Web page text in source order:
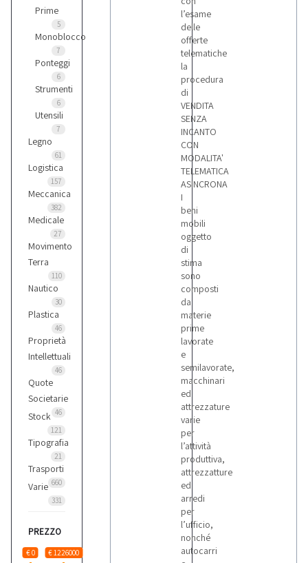
Prime
5
Monoblocco
7
Ponteggi
6
Strumenti
6
Utensili
7
Legno
61
Logistica
157
Meccanica
382
Medicale
27
Movimento
Terra
110
Nautico
30
Plastica
46
Proprietà
Intellettuali
46
Quote
Societarie
46
Stock
121
Tipografia
21
Trasporti
660
Varie
331
PREZZO
€ 0 € 1226000
l’esame
delle
offerte
telematiche
la
procedura
di
VENDITA
SENZA
INCANTO
CON
MODALITA'
TELEMATICA
ASINCRONA
I
beni
mobili
oggetto
di
stima
sono
composti
da
materie
prime
lavorate
e
semilavorate,
macchinari
ed
attrezzature
varie
per
l’attività
produttiva,
attrezzatture
ed
arredi
per
l’ufficio,
nonché
autocarri